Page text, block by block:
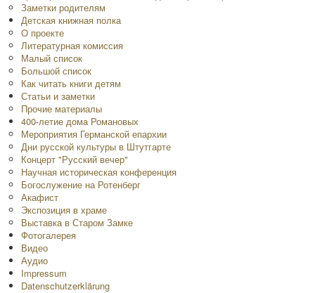
Заметки родителям
Детская книжная полка
O проекте
Литературная комиссия
Малый список
Большой список
Как читать книги детям
Статьи и заметки
Прочие материалы
400-летие дома Романовых
Мероприятия Германской епархии
Дни русской культуры в Штутгарте
Концерт "Русский вечер"
Научная историческая конференция
Богослужение на Ротенберг
Акафист
Экспозиция в храме
Выставка в Старом Замке
Фотогалерея
Видео
Аудио
Impressum
Datenschutzerklärung